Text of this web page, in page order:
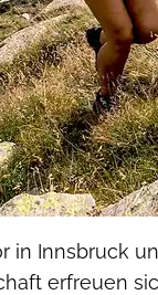
in Innsbruck
erfreuen